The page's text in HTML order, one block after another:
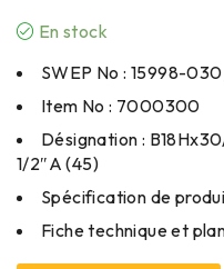
En stock
SWEP No : 15998-
Item No : 7000300
Désignation :
1/2″A (45)
Spécification de
Fiche technique et